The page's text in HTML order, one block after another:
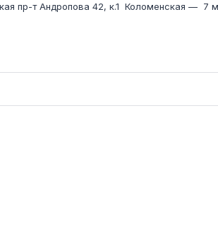
пр-т Андропова 42, к.1 Коломенская — 7